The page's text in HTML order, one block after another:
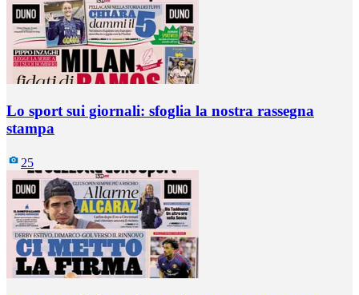
Lo sport sui giornali: sfoglia la nostra rassegna
stampa
25